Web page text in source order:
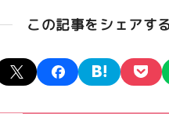
この記事をシェアす
X facebookhatena